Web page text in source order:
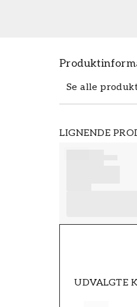
Se alle
LIGNENDE
UDVALGTE